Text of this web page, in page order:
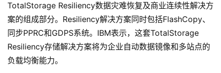
TotalStorage Resiliency数据灾难恢复及商业连续性解决方
案的组成部分。Resiliency解决方案同时包括FlashCopy、
同步PPRC和GDPS系统。IBM表示，这套TotalStorage
Resiliency存储解决方案将为企业自动数据镜像和多站点的
负载均衡能力。